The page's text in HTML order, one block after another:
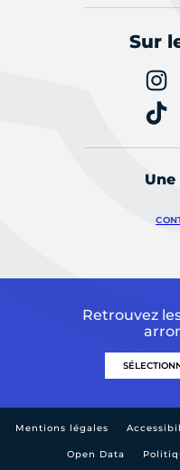
Sur
Retrouvez
Mentions légales
Open Data